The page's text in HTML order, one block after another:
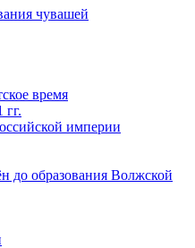
чувашей
время
гг.
империи
до образования Волжской